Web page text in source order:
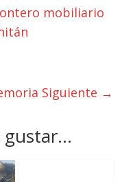
mobiliario
Siguiente →